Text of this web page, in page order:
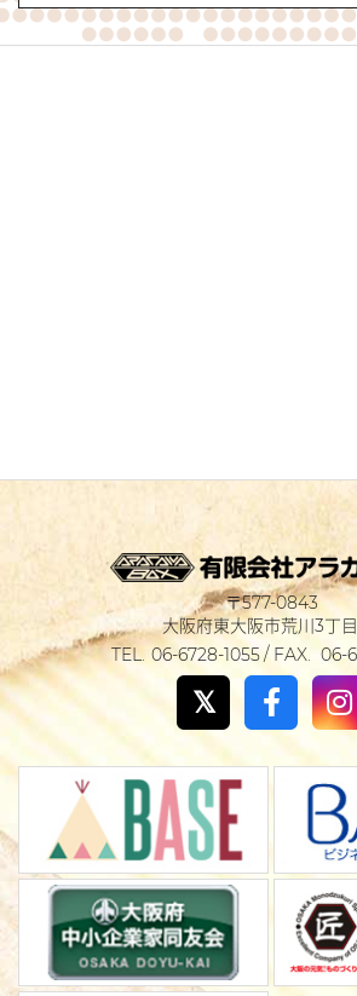
577-0843
大阪府東大阪市荒川3丁
06-6728-1055
06-